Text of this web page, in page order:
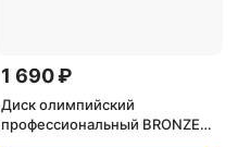
1 690 ₽
Диск олимпийский
профессиональный BRONZE